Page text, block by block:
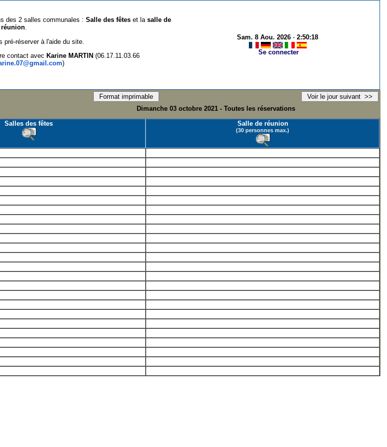
des 2 salles communales :Salle des fêtes et lasalle de
réunion.
pré-réserver à l'aide du site.
contact avec Karine MARTIN (06.17.11.03.66
)
Sam. 8 Aou. 2026 -2:50:18
Se connecter
Dimanche 03 octobre 2021 - Toutes les réservations
Salles des fêtes Salle de réunion
(30 personnes max.)